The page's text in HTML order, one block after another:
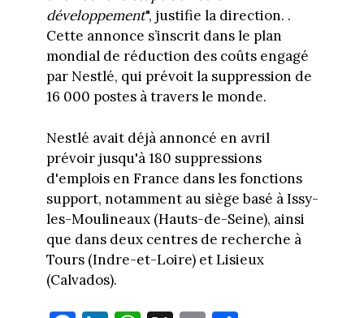
développement", justifie la direction. .
Cette annonce s’inscrit dans le plan
mondial de réduction des coûts engagé
par Nestlé, qui prévoit la suppression de
16 000 postes à travers le monde.
Nestlé avait déjà annoncé en avril
prévoir jusqu'à 180 suppressions
d'emplois en France dans les fonctions
support, notamment au siège basé à Issy-
les-Moulineaux (Hauts-de-Seine), ainsi
que dans deux centres de recherche à
Tours (Indre-et-Loire) et Lisieux
(Calvados).